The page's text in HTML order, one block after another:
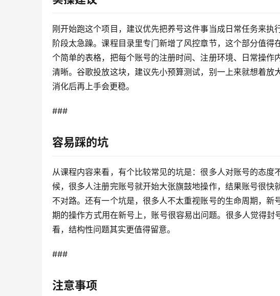
刚开始跑这个项目，建议优先把养号这件事当成日常任务来
阶段太急躁。课程目录里专门新增了风控章节，这个部分值
个简单的表格，把每个账号的注册时间、注册环境、日常操
清晰。谷歌投放这块，建议先小预算测试，别一上来就想着
消化后再上手会更稳。
###
容易踩的坑
从课程内容来看，有个比较常见的坑是：很多人对账号的态
候，很多人注册完账号就开始大张旗鼓地操作，结果账号很
不对路。还有一个坑是，很多人不太重视账号的生命周期，
期的操作方式用在新号上，账号很容易出问题。很多人觉得
看，结构性问题其实更值得留意。
###
注意事项